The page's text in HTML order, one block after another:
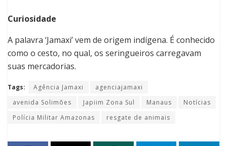
Curiosidade
A palavra ‘Jamaxi’ vem de origem indígena. É conhecido
como o cesto, no qual, os seringueiros carregavam
suas mercadorias.
Tags: Agência Jamaxi
agenciajamaxi
avenida Solimões
Japiim Zona Sul Manaus
Notícias
Polícia Militar Amazonas
resgate de animais